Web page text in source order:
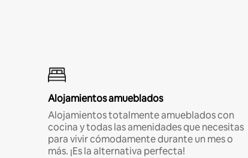
Alojamientos amueblados
Alojamientos totalmente amueblados con
cocina y todas las amenidades que necesitas
para vivir cómodamente durante un mes o
más. ¡Es la alternativa perfecta!